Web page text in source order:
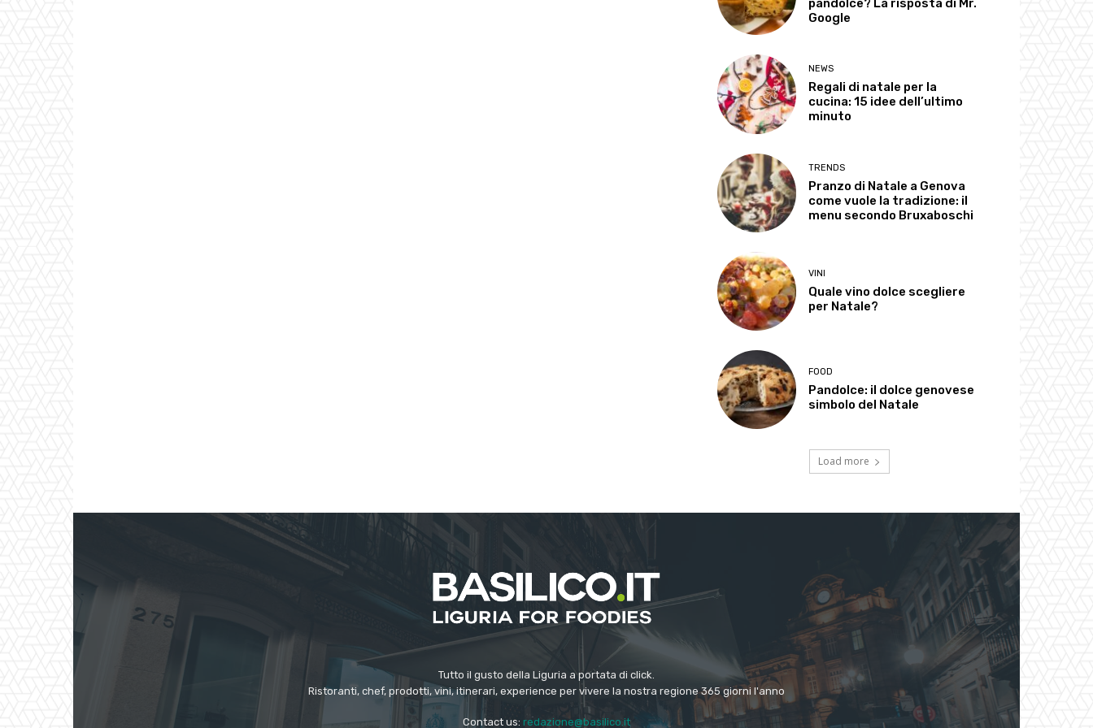
pandolce? La risposta di Mr.
Google
NEWS
Regali di natale per la
cucina: 15 idee dell’ultimo
minuto
TRENDS
Pranzo di Natale a Genova
come vuole la tradizione: il
menu secondo Bruxaboschi
VINI
Quale vino dolce scegliere
per Natale?
FOOD
Pandolce: il dolce genovese
simbolo del Natale
Load more
Tutto il gusto della Liguria a portata di click.
Ristoranti, chef, prodotti, vini, itinerari, experience per vivere la nostra regione 365 giorni l'anno
Contact us: redazione@basilico.it